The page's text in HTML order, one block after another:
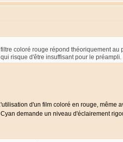
coloré rouge répond théoriquement
risque d'être insuffisant pour le
d'un film coloré en rouge,
demande un niveau d'éclairement